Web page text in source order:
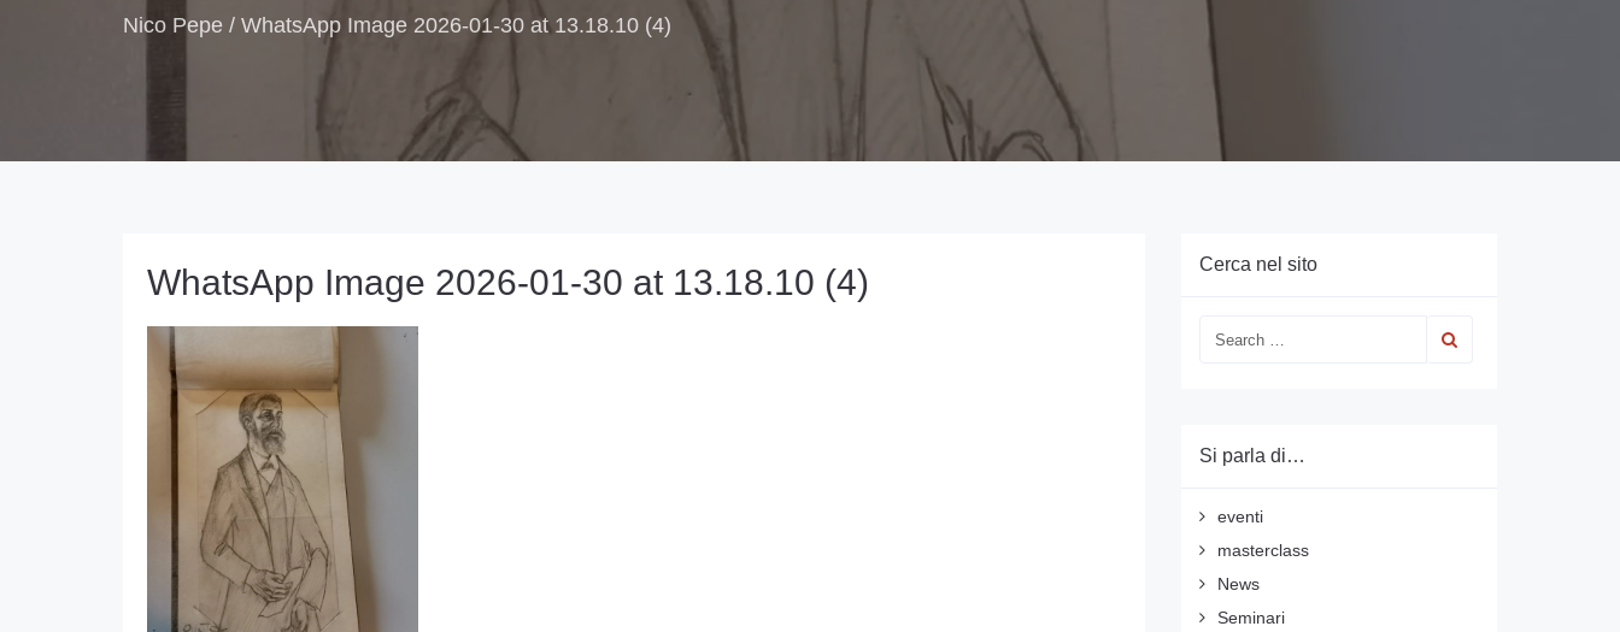
Nico Pepe / WhatsApp Image 2026-01-30 at 13.18.10 (4)
WhatsApp Image 2026-01-30 at 13.18.10 (4) Cerca nel sito
Si parla di…
eventi
masterclass
News
Seminari